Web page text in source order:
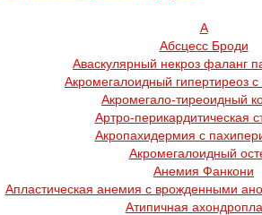
А
Абсцесс Броди
Аваскулярный некроз фаланг
Акромегалоидный гипертиреоз с
Акромегало-тиреоидный
Артро-перикардитическая
Акропахидермия с
Акромегалоидный
Анемия Фанкони
Апластическая анемия с врожденными
Атипичная